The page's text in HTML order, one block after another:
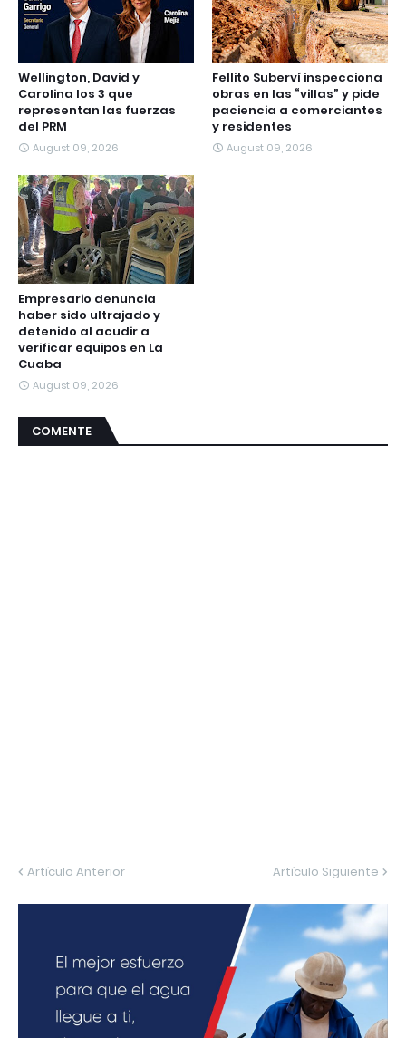
Wellington, David y
Carolina los 3 que
representan las fuerzas
del PRM
August 09, 2026
Fellito Suberví inspecciona
obras en las “villas” y pide
paciencia a comerciantes
y residentes
August 09, 2026
Empresario denuncia
haber sido ultrajado y
detenido al acudir a
verificar equipos en La
Cuaba
August 09, 2026
COMENTE
Artículo Anterior Artículo Siguiente